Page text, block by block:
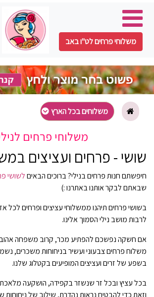
משלוחי פרחים לט"ו באב
משלוחים בכל הארץ
משלוחי פרחים
שושי - פרחים ועציצים
חיפשתם חנות פרחים בנילי? ברוכים הבאיםלשושי
שבאתם לבקר אותנו באתרנו :)
בשושי פרחים תיהנו ממשלוחי עציצים ופרחים לכל
לרבות מושב נילי הסמוך אלינו.
אם חשקה נפשכם להפתיע מכר, קרוב משפחה אהוב
משלוח פרחים צבעוני ועשיר בניחוחות משכרים,
בשפע של זרים ועציצים המופיעים בקטלוג שלנו.
בכל עציץ ובכל זר שנשזר בקפידה, הושקעה